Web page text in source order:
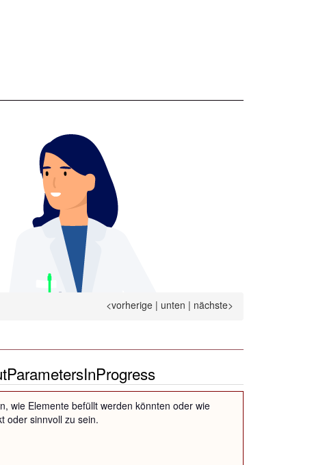
<vorherige | unten | nächste>
wie Elemente befüllt werden könnten oder wie
oder sinnvoll zu sein.